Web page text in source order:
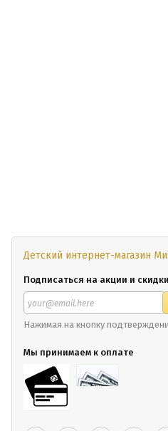
Детский интернет-магазин
Подписаться на акции и скидки
Нажимая на кнопку
Мы принимаем к оплате